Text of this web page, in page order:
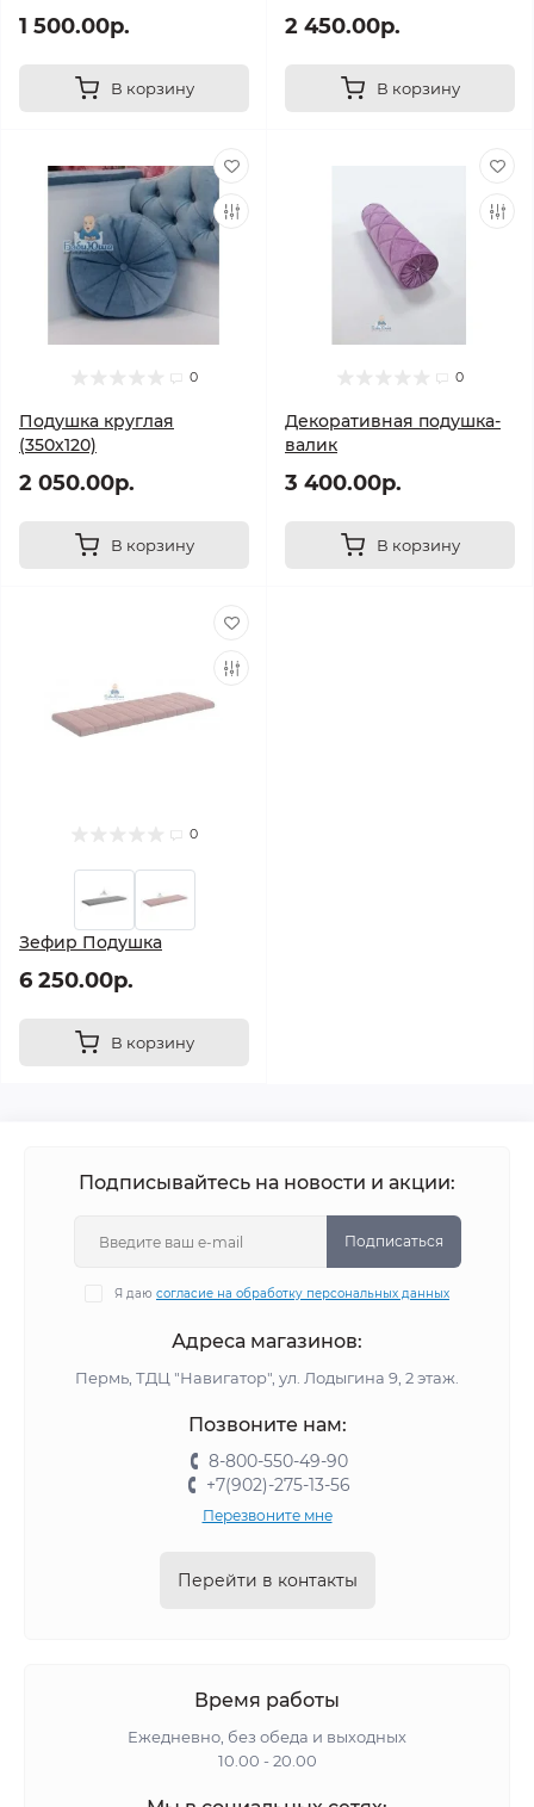
1 500.00р.
В корзину
2 450.00р.
В корзину
0
Подушка круглая
(350х120)
2 050.00р.
В корзину
0
Декоративная подушка-
валик
3 400.00р.
В корзину
0
Зефир Подушка
6 250.00р.
В корзину
Подписывайтесь на новости и акции:
Подписаться
Я даю согласие на обработку персональных данных
Адреса магазинов:
Пермь, ТДЦ "Навигатор", ул. Лодыгина 9, 2 этаж.
Позвоните нам:
8-800-550-49-90
+7(902)-275-13-56
Перезвоните мне
Перейти в контакты
Время работы
Ежедневно, без обеда и выходных
10.00 - 20.00